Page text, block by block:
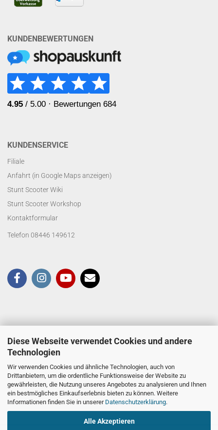
Diese Webseite verwendet Cookies und andere
Technologien
Wir verwenden Cookies und ähnliche Technologien, auch von
Drittanbietern, um die ordentliche Funktionsweise der Website zu
gewährleisten, die Nutzung unseres Angebotes zu analysieren und Ihnen
ein bestmögliches Einkaufserlebnis bieten zu können. Weitere
Informationen finden Sie in unserer Datenschutzerklärung.
Alle Akzeptieren
KUNDENBEWERTUNGEN
KUNDENSERVICE
Filiale
Anfahrt (in Google Maps anzeigen)
Stunt Scooter Wiki
Stunt Scooter Workshop
Kontaktformular
Telefon 08446 149612